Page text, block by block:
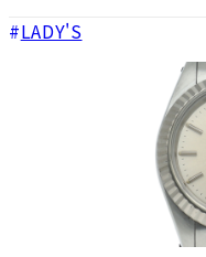
LADY'S